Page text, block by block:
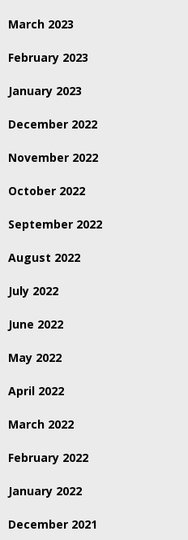
March 2023
February 2023
January 2023
December 2022
November 2022
October 2022
September 2022
August 2022
July 2022
June 2022
May 2022
April 2022
March 2022
February 2022
January 2022
December 2021